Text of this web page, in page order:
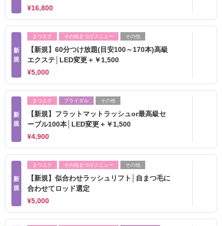
¥16,800
新
規
まつエク その他まつげメニュー その他
【新規】60分つけ放題(目安100～170本)高級
エクステ│LED変更＋￥1,500
¥5,000
新
規
まつエク ブライダル その他
【新規】フラットマットラッシュor最高級セ
ーブル100本│LED変更＋￥1,500
¥4,900
新
規
まつエク その他まつげメニュー その他
【新規】似合わせラッシュリフト│自まつ毛に
合わせてロッド選定
¥5,000